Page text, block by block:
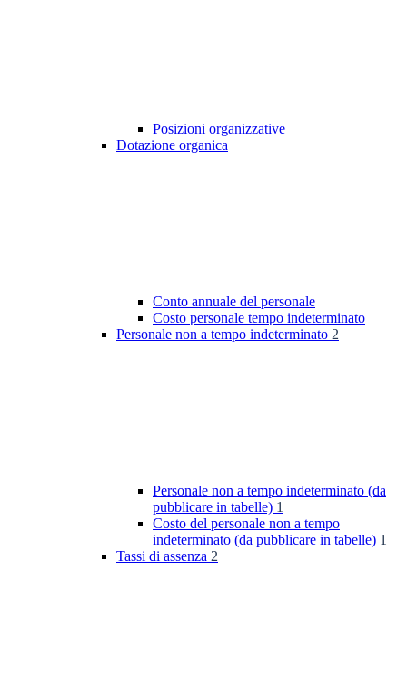
Posizioni organizzative
Dotazione organica
Conto annuale del personale
Costo personale tempo indeterminato
Personale non a tempo indeterminato 2
Personale non a tempo indeterminato (da
pubblicare in tabelle) 1
Costo del personale non a tempo
indeterminato (da pubblicare in tabelle) 1
Tassi di assenza 2